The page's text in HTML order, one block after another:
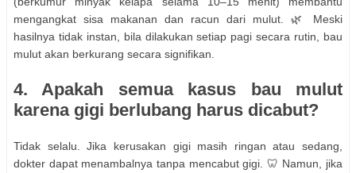
mengangkat sisa makanan dan racun dari mulut. 🌿 Meski
hasilnya tidak instan, bila dilakukan setiap pagi secara rutin, bau
mulut akan berkurang secara signifikan.
4. Apakah semua kasus bau mulut
karena gigi berlubang harus dicabut?
Tidak selalu. Jika kerusakan gigi masih ringan atau sedang,
dokter dapat menambalnya tanpa mencabut gigi. 🦷 Namun, jika